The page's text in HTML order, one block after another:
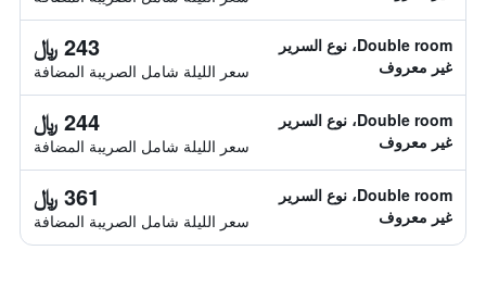
Double room، نوع السرير
غير معروف
243 ﷼
سعر الليلة شامل الصريبة المضافة
Double room، نوع السرير
غير معروف
244 ﷼
سعر الليلة شامل الصريبة المضافة
Double room، نوع السرير
غير معروف
361 ﷼
سعر الليلة شامل الصريبة المضافة